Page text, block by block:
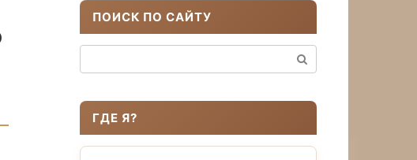
ПОИСК ПО САЙТУ
ГДЕ Я?